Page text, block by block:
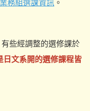
務組選課資訊 。
些經調整的選修課於
日文系開的選修課程皆